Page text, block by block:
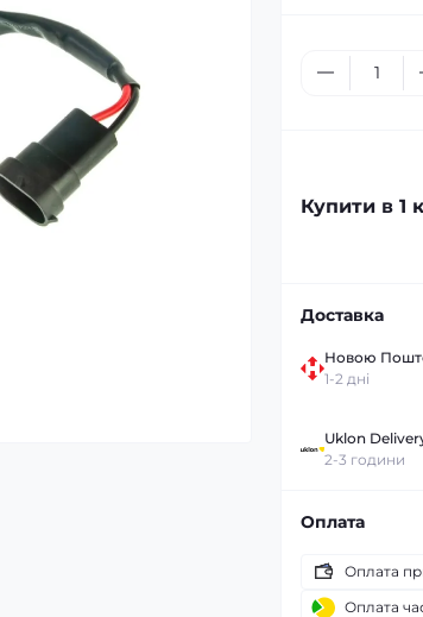
Купити в 1
Доставка
Новою
1-2 дні
Uklon
2-3 години
Оплата
Оплата
Оплата